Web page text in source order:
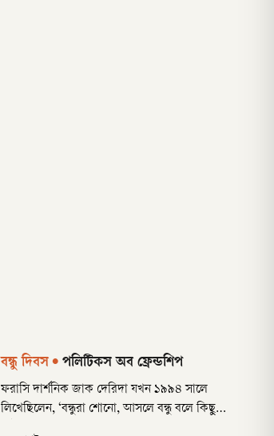
বন্ধু দিবস • পলিটিকস অব ফ্রেন্ডশিপ
ফরাসি দার্শনিক জাক দেরিদা যখন ১৯৯৪ সালে
লিখেছিলেন, ‘বন্ধুরা শোনো, আসলে বন্ধু বলে কিছু